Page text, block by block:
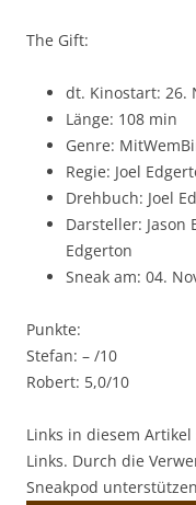
The Gift:
dt. Kinostart: 26.
Länge: 108 min
Genre:
Regie: Joel
Drehbuch: Joel
Darsteller: Jason
Edgerton
Sneak am: 04.
Punkte:
Stefan: – /10
Robert: 5,0/10
Links in diesem
Links. Durch die
Sneakpod